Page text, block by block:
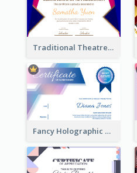
Traditional Theatre Certificate Design Template
Fancy Holographic Certificate Design Ideas